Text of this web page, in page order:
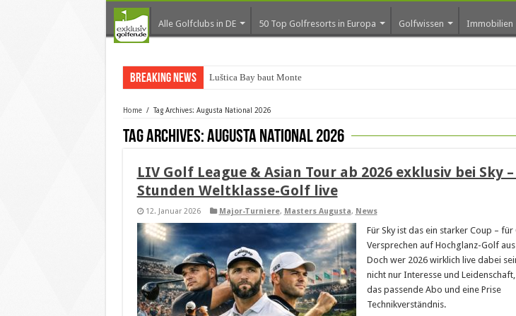
Alle Golfclubs in DE 50 Top Golfresorts in Europa Golfwissen Immobilien
Breaking News Luštica Bay baut Montenegros e
Home / Tag Archives: Augusta National 2026
Tag Archives:Augusta National 2026
LIV Golf League & Asian Tour ab 2026 exklusiv bei Sky –
Stunden Weltklasse-Golf live
12. Januar 2026 Major-Turniere, Masters Augusta, News
Für Sky ist das ein starker Coup –
Versprechen auf Hochglanz-Golf
Doch wer 2026 wirklich live dabei
nicht nur Interesse und
das passende Abo und eine Prise
Technikverständnis.